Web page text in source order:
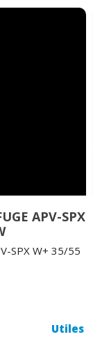
APV-SPX
SPX W+ 35/55
Utiles